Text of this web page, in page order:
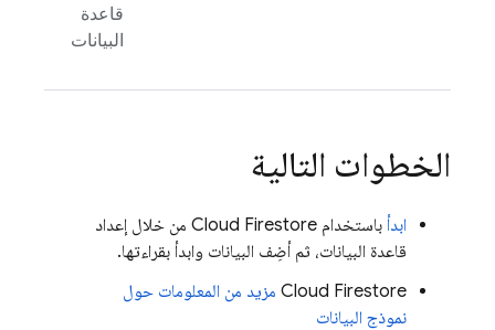
قاعدة
البيانات
الخطوات التالية
ابدأ باستخدام Cloud Firestore من خلال إعداد
قاعدة البيانات، ثم أضِف البيانات وابدأ بقراءتها.
Cloud Firestore مزيد من المعلومات حول
نموذج البيانات